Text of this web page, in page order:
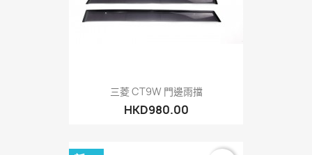
三菱 CT9W 門邊雨擋
HKD980.00